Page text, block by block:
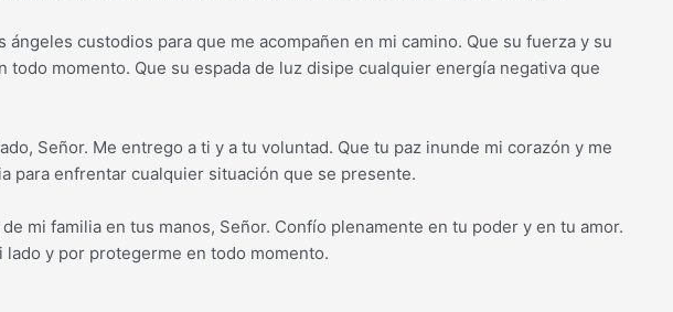
ángeles custodios para que me acompañen en mi camino. Que su fuerza y su
todo momento. Que su espada de luz disipe cualquier energía negativa que
Señor. Me entrego a ti y a tu voluntad. Que tu paz inunde mi corazón y me
para enfrentar cualquier situación que se presente.
mi familia en tus manos, Señor. Confío plenamente en tu poder y en tu amor.
lado y por protegerme en todo momento.